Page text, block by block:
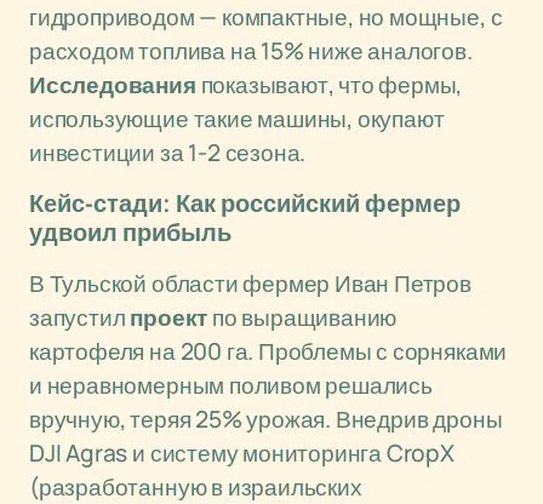
гидроприводом — компактные, но мощные, с
расходом топлива на 15% ниже аналогов.
Исследования показывают, что фермы,
использующие такие машины, окупают
инвестиции за 1-2 сезона.
Кейс-стади: Как российский фермер
удвоил прибыль
В Тульской области фермер Иван Петров
запустилпроектпо выращиванию
картофеля на 200 га. Проблемы с сорняками
и неравномерным поливом решались
вручную, теряя 25% урожая. Внедрив дроны
DJI Agras и систему мониторинга CropX
(разработанную в израильских